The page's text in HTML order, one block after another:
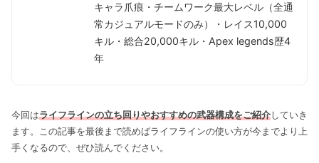
キャラ爪痕・チームワーク最大レベル（全通
常カジュアルモードのみ）・レイス10,000
キル・総合20,000キル・Apex legends歴4
年
今回はライフラインの立ち回りやおすすめの武器構成をご紹介していき
ます。この記事を最後まで読めばライフラインの使い方が今までより上
手くなるので、ぜひ読んでください。